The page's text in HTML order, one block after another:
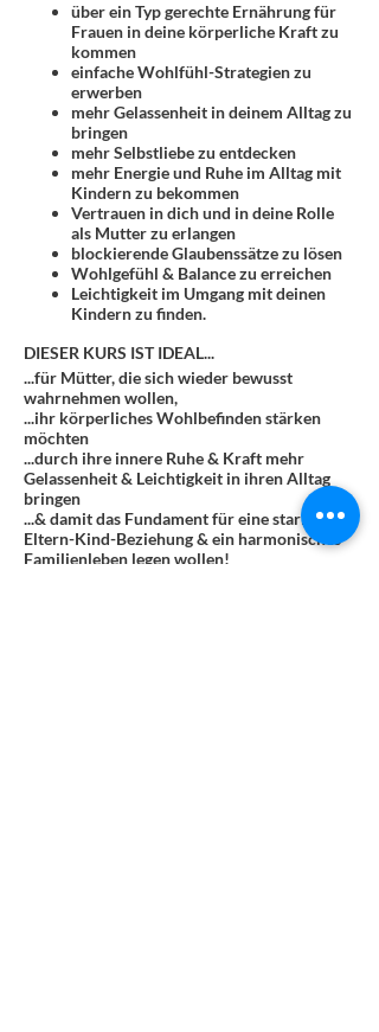
über ein Typ gerechte Ernährung für
Frauen in deine körperliche Kraft zu
kommen
einfache Wohlfühl-Strategien zu
erwerben
mehr Gelassenheit in deinem Alltag zu
bringen
mehr Selbstliebe zu entdecken
mehr Energie und Ruhe im Alltag mit
Kindern zu bekommen
Vertrauen in dich und in deine Rolle
als Mutter zu erlangen
blockierende Glaubenssätze zu lösen
Wohlgefühl & Balance zu erreichen
Leichtigkeit im Umgang mit deinen
Kindern zu finden.
DIESER KURS IST IDEAL...
...für Mütter, die sich wieder bewusst
wahrnehmen wollen,
...ihr körperliches Wohlbefinden stärken
möchten
...durch ihre innere Ruhe & Kraft mehr
Gelassenheit & Leichtigkeit in ihren Alltag
bringen
...& damit das Fundament für eine starke
Eltern-Kind-Beziehung & ein harmonisches
Familienleben legen wollen!